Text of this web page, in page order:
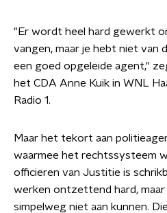
"Er wordt heel hard gewerkt
vangen, maar je hebt niet van
een goed opgeleide agent,"
het CDA Anne Kuik in WNL
Radio 1.
Maar het tekort aan
waarmee het rechtssysteem
officieren van Justitie is
werken ontzettend hard,
simpelweg niet aan kunnen.